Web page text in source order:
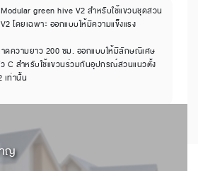
green hive V2 สำหรับใช้แขวนชุดสวน
โดยเฉพาะ ออกแบบให้มีความแข็งแรง
ดความยาว 200 ซม. ออกแบบให้มีลักษณิเศษ
C สำหรับใช้แขวนร่วมกันอุปกรณ์สวนแนวตั้ง
เท่านั้น
ญ